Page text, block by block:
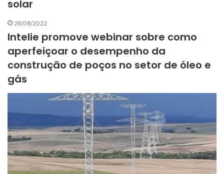
solar
26/08/2022
Intelie promove webinar sobre como
aperfeiçoar o desempenho da
construção de poços no setor de óleo e
gás